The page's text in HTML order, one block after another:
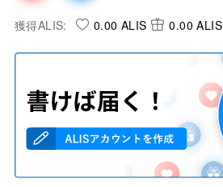
獲得ALIS: 0.00 ALIS 0.00 ALIS